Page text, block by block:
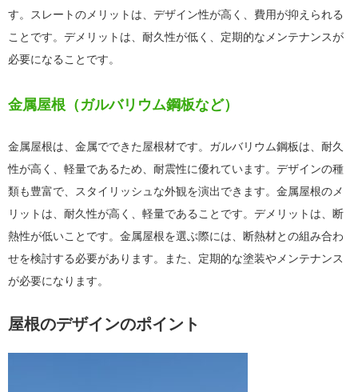
す。スレートのメリットは、デザイン性が高く、費用が抑えられる
ことです。デメリットは、耐久性が低く、定期的なメンテナンスが
必要になることです。
金属屋根（ガルバリウム鋼板など）
金属屋根は、金属でできた屋根材です。ガルバリウム鋼板は、耐久
性が高く、軽量であるため、耐震性に優れています。デザインの種
類も豊富で、スタイリッシュな外観を演出できます。金属屋根のメ
リットは、耐久性が高く、軽量であることです。デメリットは、断
熱性が低いことです。金属屋根を選ぶ際には、断熱材との組み合わ
せを検討する必要があります。また、定期的な塗装やメンテナンス
が必要になります。
屋根のデザインのポイント